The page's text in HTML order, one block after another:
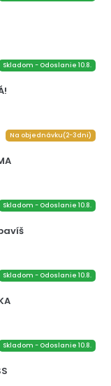
Skladom - Odoslanie 10.8.
Na objednávku(2-3dni)
Skladom - Odoslanie 10.8.
Skladom - Odoslanie 10.8.
Skladom - Odoslanie 10.8.